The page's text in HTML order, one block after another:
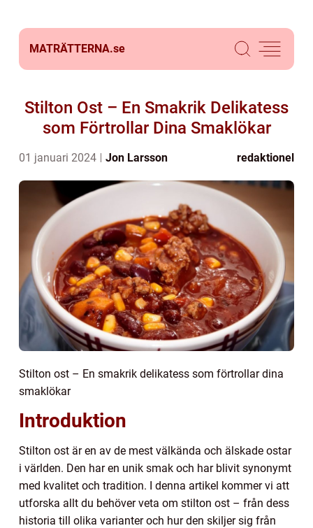
MATRÄTTERNA.se
Stilton Ost – En Smakrik Delikatess
som Förtrollar Dina Smaklökar
01 januari 2024 Jon Larsson redaktionel
Stilton ost – En smakrik delikatess som förtrollar dina
smaklökar
Introduktion
Stilton ost är en av de mest välkända och älskade ostar
i världen. Den har en unik smak och har blivit synonymt
med kvalitet och tradition. I denna artikel kommer vi att
utforska allt du behöver veta om stilton ost – från dess
historia till olika varianter och hur den skiljer sig från